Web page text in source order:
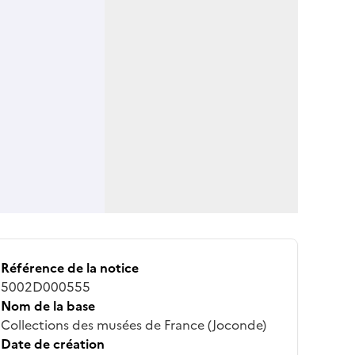
Référence de la notice
5002D000555
Nom de la base
Collections des musées de France (Joconde)
Date de création